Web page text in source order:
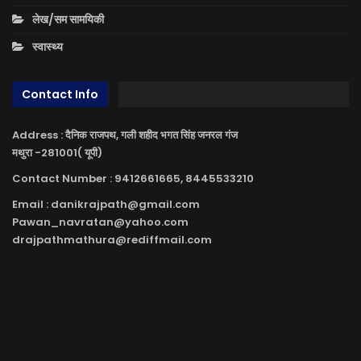
लेख/सम सामयिकी
स्वास्थ्य
Contact Info
Address : दैनिक राजपथ, गली शहीद भगत सिंह जनरल गंज
मथुरा -281001( यूपी)
Contact Number : 9412661665, 8445533210
Email : danikrajpath@gmail.com
Pawan_navratan@yahoo.com
drajpathmathura@rediffmail.com